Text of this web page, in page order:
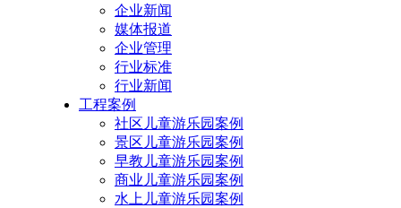
企业新闻
媒体报道
企业管理
行业标准
行业新闻
工程案例
社区儿童游乐园案例
景区儿童游乐园案例
早教儿童游乐园案例
商业儿童游乐园案例
水上儿童游乐园案例